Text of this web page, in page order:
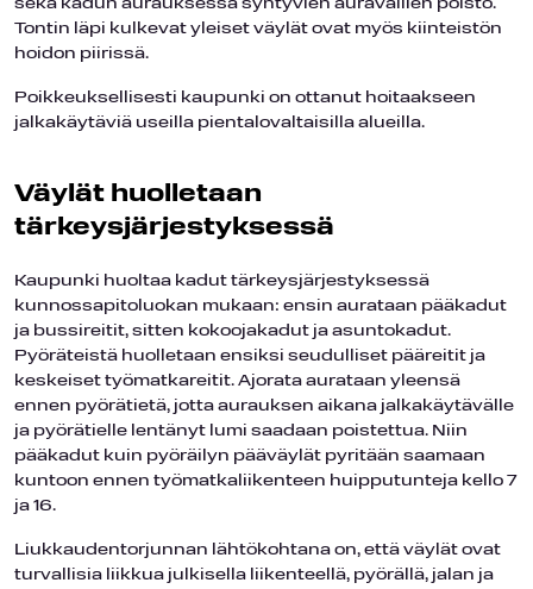
sekä kadun aurauksessa syntyvien auravallien poisto.
Tontin läpi kulkevat yleiset väylät ovat myös kiinteistön
hoidon piirissä.
Poikkeuksellisesti kaupunki on ottanut hoitaakseen
jalkakäytäviä useilla pientalovaltaisilla alueilla.
Väylät huolletaan
tärkeysjärjestyksessä
Kaupunki huoltaa kadut tärkeysjärjestyksessä
kunnossapitoluokan mukaan: ensin aurataan pääkadut
ja bussireitit, sitten kokoojakadut ja asuntokadut.
Pyöräteistä huolletaan ensiksi seudulliset pääreitit ja
keskeiset työmatkareitit. Ajorata aurataan yleensä
ennen pyörätietä, jotta aurauksen aikana jalkakäytävälle
ja pyörätielle lentänyt lumi saadaan poistettua. Niin
pääkadut kuin pyöräilyn pääväylät pyritään saamaan
kuntoon ennen työmatkaliikenteen huipputunteja kello 7
ja 16.
Liukkaudentorjunnan lähtökohtana on, että väylät ovat
turvallisia liikkua julkisella liikenteellä, pyörällä, jalan ja